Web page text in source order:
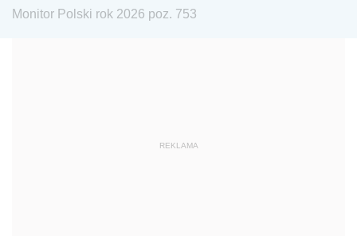
1975 1974
1959
Monitor Polski rok 2026 poz. 753
REKLAMA